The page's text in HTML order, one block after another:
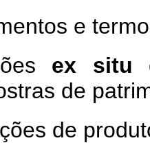
e
ex situ
de
de